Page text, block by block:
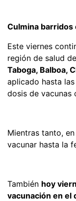
Culmina barridos
Este viernes
región de salud
Taboga, Balboa,
aplicado hasta
dosis de vacunas
Mientras tanto,
vacunar hasta la
También hoy
vacunación en el